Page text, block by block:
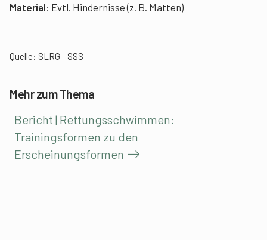
Material: Evtl. Hindernisse (z. B. Matten)
Quelle: SLRG - SSS
Mehr zum Thema
Bericht | Rettungsschwimmen:
Trainingsformen zu den
Erscheinungsformen